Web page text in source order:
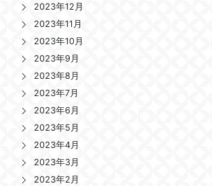
2023年12月
2023年11月
2023年10月
2023年9月
2023年8月
2023年7月
2023年6月
2023年5月
2023年4月
2023年3月
2023年2月